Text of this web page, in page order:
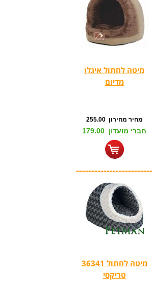
מיטה לחתול איגלו
מדיום
מחיר מחירון 255.00
חברי מועדון 179.00
-------------------------
מיטה לחתול 36341
טריקסי